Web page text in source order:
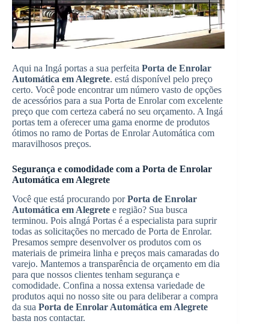
Aqui na Ingá portas a sua perfeita Porta de Enrolar
Automática em Alegrete. está disponível pelo preço
certo. Você pode encontrar um número vasto de opções
de acessórios para a sua Porta de Enrolar com excelente
preço que com certeza caberá no seu orçamento. A Ingá
portas tem a oferecer uma gama enorme de produtos
ótimos no ramo de Portas de Enrolar Automática com
maravilhosos preços.
Segurança e comodidade com a Porta de Enrolar
Automática em Alegrete
Você que está procurando porPorta de Enrolar
Automática em Alegrete e região? Sua busca
terminou. Pois aIngá Portas é a especialista para suprir
todas as solicitações no mercado de Porta de Enrolar.
Presamos sempre desenvolver os produtos com os
materiais de primeira linha e preços mais camaradas do
varejo. Mantemos a transparência de orçamento em dia
para que nossos clientes tenham segurança e
comodidade. Confina a nossa extensa variedade de
produtos aqui no nosso site ou para deliberar a compra
da sua Porta de Enrolar Automática em Alegrete
basta nos contactar.